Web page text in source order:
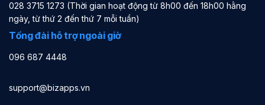
028 3715 1273 (Thời gian hoạt động từ 8h00 đến 18h00 hằng
ngày, từ thứ 2 đến thứ 7 mỗi tuần)
Tổng đài hỗ trợ ngoài giờ
096 687 4448
support@bizapps.vn